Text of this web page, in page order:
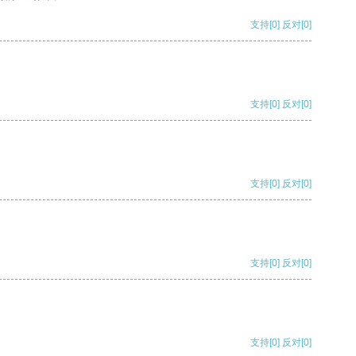
支持[0] 反对[0]
支持[0] 反对[0]
支持[0] 反对[0]
支持[0] 反对[0]
支持[0] 反对[0]